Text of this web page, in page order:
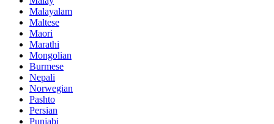
Malayalam
Maltese
Maori
Marathi
Mongolian
Burmese
Nepali
Norwegian
Pashto
Persian
Punjabi